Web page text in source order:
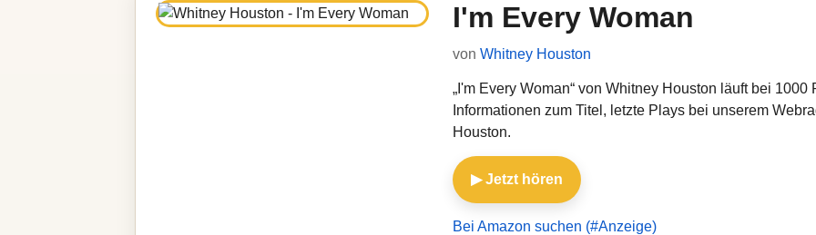
I'm Every Woman
von Whitney Houston
„I'm Every Woman“ von Whitney Houston läuft bei
Informationen zum Titel, letzte Plays bei unserem
Houston.
▶ Jetzt hören
Bei Amazon suchen (#Anzeige)